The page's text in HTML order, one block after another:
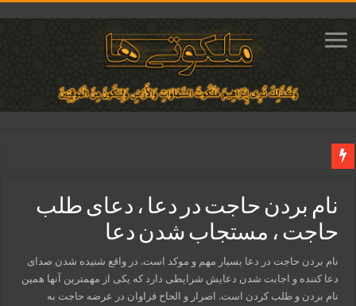
ختم آیات ۲ و ۳ سوره طلاق برای افزایش رزق و روزی | روش ختم، متن آیات و فضیلت
آیات قرآنی برای استجابت دعا و آسان شدن کارها و برآورده شدن حاجت
قویترین ذکر استجابت دعا و حاجت روایی | ذکر اسماء الحسنی برآورده شدن حاجت
دعای افزایش رزق و روزی و ثروتمند شدن | متن دعا و اذکار مجرب
نام بردن حاجت در دعا ، دعای طلب
حاجت ، مستجاب شدن دعا
نام بردن حاجت در دعا بسیار مهم و موکد است. در واقع شنیده شدن صدای
دعا کننده و اجابت شدن دعایش شرایطی دارد که یکی از مهمترین آنها همین
نام بردن و طلب کردن است. اصرار و الحاح فراوان در عرضه حاجت به